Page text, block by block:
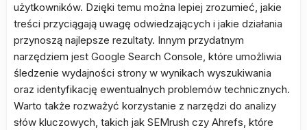
użytkowników. Dzięki temu można lepiej zrozumieć, jakie
treści przyciągają uwagę odwiedzających i jakie działania
przynoszą najlepsze rezultaty. Innym przydatnym
narzędziem jest Google Search Console, które umożliwia
śledzenie wydajności strony w wynikach wyszukiwania
oraz identyfikację ewentualnych problemów technicznych.
Warto także rozważyć korzystanie z narzędzi do analizy
słów kluczowych, takich jak SEMrush czy Ahrefs, które